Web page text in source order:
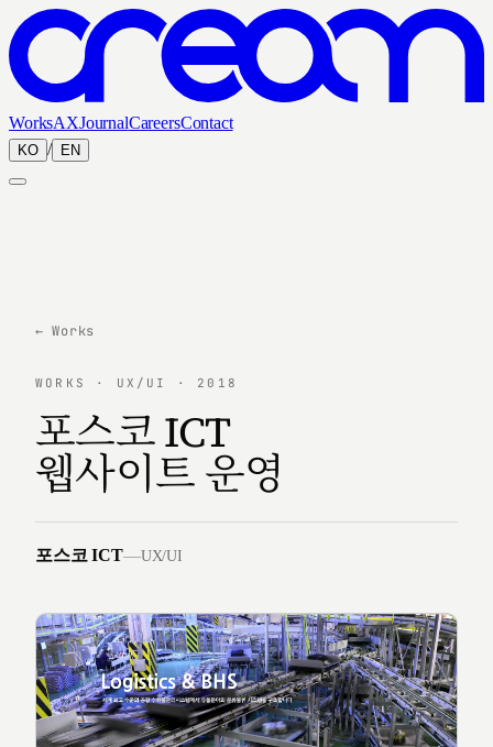
WorksAXJournalCareersContact
KO / EN
← Works
WORKS · UX/UI · 2018
포스코 ICT
웹사이트 운영
포스코 ICT—UX/UI